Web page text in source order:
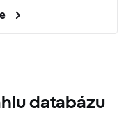
databázu